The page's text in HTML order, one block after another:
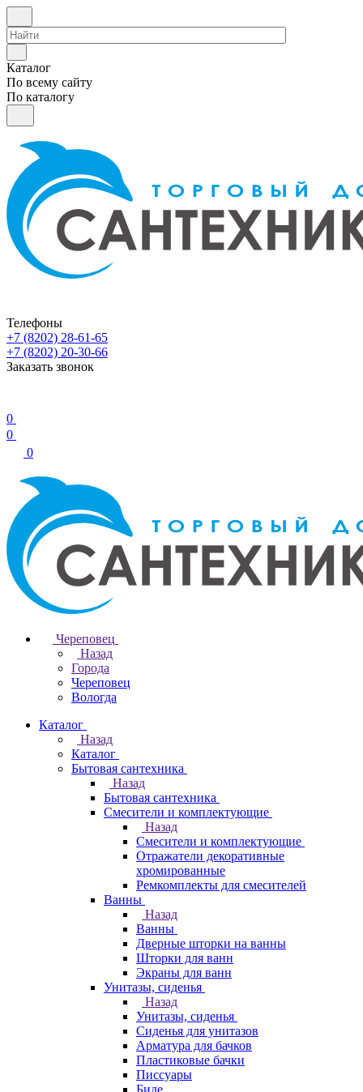
Каталог
По всему сайту
По каталогу
Телефоны
+7 (8202) 28‑61-65
+7 (8202) 20‑30-66
Заказать звонок
0
0
0
Череповец
Назад
Города
Череповец
Вологда
Каталог
Назад
Каталог
Бытовая сантехника
Назад
Бытовая сантехника
Смесители и комплектующие
Назад
Смесители и комплектующие
Отражатели декоративные
хромированные
Ремкомплекты для смесителей
Ванны
Назад
Ванны
Дверные шторки на ванны
Шторки для ванн
Экраны для ванн
Унитазы, сиденья
Назад
Унитазы, сиденья
Сиденья для унитазов
Арматура для бачков
Пластиковые бачки
Писсуары
Биде